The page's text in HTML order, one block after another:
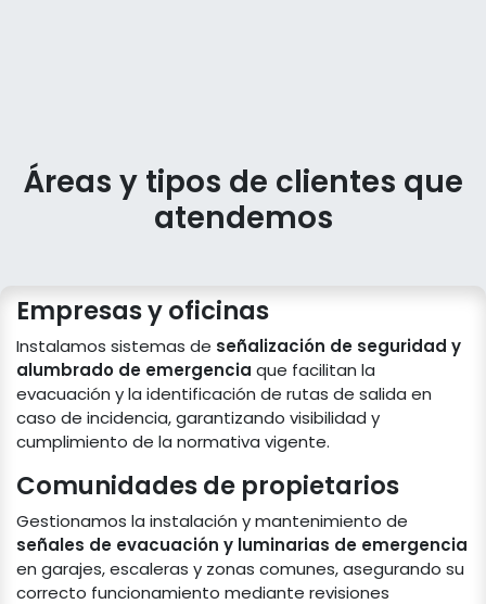
Áreas y tipos de clientes que
atendemos
Empresas y oficinas
Instalamos sistemas de señalización de seguridad y
alumbrado de emergencia que facilitan la
evacuación y la identificación de rutas de salida en
caso de incidencia, garantizando visibilidad y
cumplimiento de la normativa vigente.
Comunidades de propietarios
Gestionamos la instalación y mantenimiento de
señales de evacuación y luminarias de emergencia
en garajes, escaleras y zonas comunes, asegurando su
correcto funcionamiento mediante revisiones